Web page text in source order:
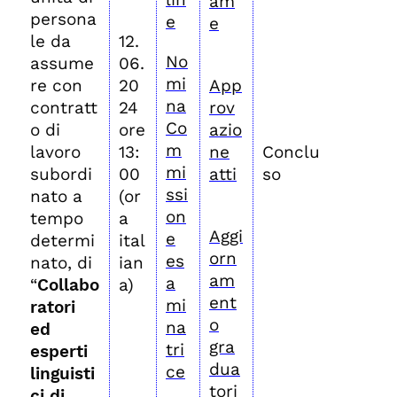
persona
le da
assume
re con
contratt
o di
lavoro
subordi
nato a
tempo
determi
nato, di
“Collabo
ratori
ed
esperti
linguisti
12.
06.
20
24
ore
13:
00
(or
a
ital
ian
a)
e
No
mi
na
Co
m
mi
ssi
on
e
es
a
mi
na
tri
ce
e
App
rov
azio
ne
atti
Aggi
orn
am
ent
o
gra
dua
tori
Conclu
so